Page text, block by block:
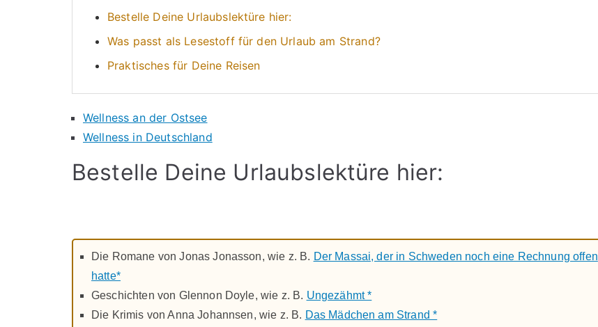
Bestelle Deine Urlaubslektüre hier:
Was passt als Lesestoff für den Urlaub am Strand?
Praktisches für Deine Reisen
Wellness an der Ostsee
Wellness in Deutschland
Bestelle Deine Urlaubslektüre hier:
Die Romane von Jonas Jonasson, wie z. B. Der Massai, der in Schweden noch eine Rechnung offen
hatte*
Geschichten von Glennon Doyle, wie z. B. Ungezähmt *
Die Krimis von Anna Johannsen, wie z. B. Das Mädchen am Strand *